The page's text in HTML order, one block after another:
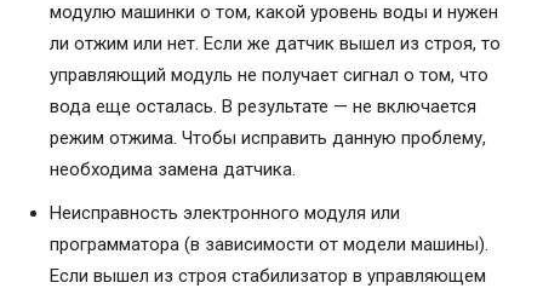
модулю машинки о том, какой уровень воды и нужен
ли отжим или нет. Если же датчик вышел из строя, то
управляющий модуль не получает сигнал о том, что
вода еще осталась. В результате — не включается
режим отжима. Чтобы исправить данную проблему,
необходима замена датчика.
Неисправность электронного модуля или
программатора (в зависимости от модели машины).
Если вышел из строя стабилизатор в управляющем